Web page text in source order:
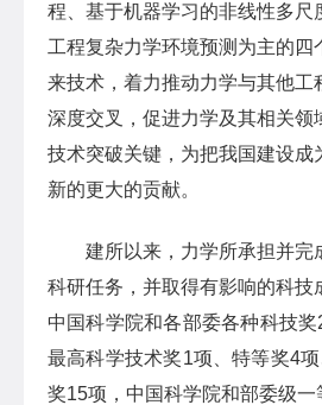
程、基于机器学习的非线性多尺
工程复杂力学环境预测为主的四
来技术，着力推动力学与其他工
深度交叉，促进力学及其相关领
技术突破关键，为把我国建设成
新的更大的贡献。
建所以来，力学所承担并完
科研任务，并取得有影响的科技
中国科学院和各部委各种科技
最高科学技术奖1项、特等奖4
奖15项，中国科学院和部委级一